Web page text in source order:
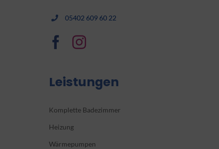
05402 609 60 22
Leistungen
Komplette Badezimmer
Heizung
Wärmepumpen